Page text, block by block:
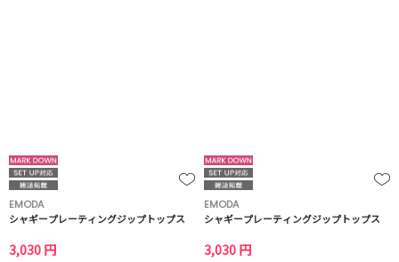
EMODA
シャギープレーティングジップトップス
3,030 円
EMODA
シャギープレーティングジップトップス
3,030 円